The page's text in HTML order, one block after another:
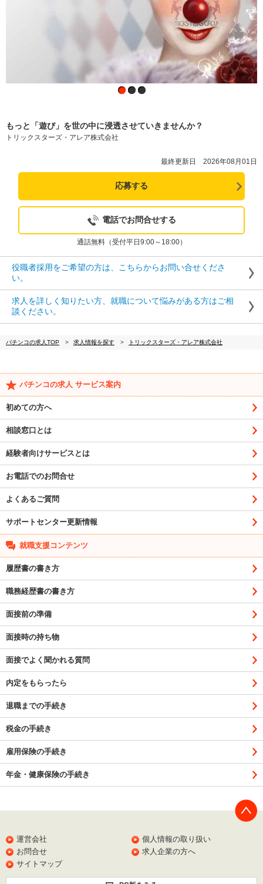
もっと「遊び」を世の中に浸透させていきませんか？
トリックスターズ・アレア株式会社
最終更新日 2026年08月01日
応募する
電話でお問合せする
通話無料（受付平日9:00～18:00）
役職者採用をご希望の方は、こちらからお問い合せくださ
い。
求人を詳しく知りたい方、就職について悩みがある方はご相
談ください。
パチンコの求人TOP 求人情報を探す トリックスターズ・アレア株式会社
パチンコの求人 サービス案内
初めての方へ
相談窓口とは
経験者向けサービスとは
お電話でのお問合せ
よくあるご質問
サポートセンター更新情報
就職支援コンテンツ
履歴書の書き方
職務経歴書の書き方
面接前の準備
面接時の持ち物
面接でよく聞かれる質問
内定をもらったら
退職までの手続き
税金の手続き
雇用保険の手続き
年金・健康保険の手続き
運営会社
個人情報の取り扱い
お問合せ
求人企業の方へ
サイトマップ